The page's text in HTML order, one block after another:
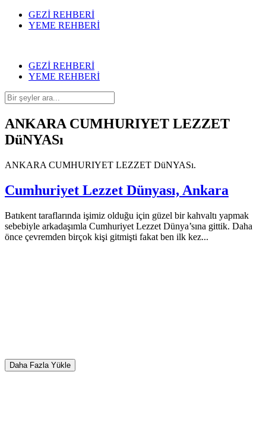
GEZİ REHBERİ
YEME REHBERİ
GEZİ REHBERİ
YEME REHBERİ
ANKARA CUMHURIYET LEZZET
DüNYASı
ANKARA CUMHURIYET LEZZET DüNYASı.
Cumhuriyet Lezzet Dünyası, Ankara
Batıkent taraflarında işimiz olduğu için güzel bir kahvaltı yapmak
sebebiyle arkadaşımla Cumhuriyet Lezzet Dünya’sına gittik. Daha
önce çevremden birçok kişi gitmişti fakat ben ilk kez...
Daha Fazla Yükle